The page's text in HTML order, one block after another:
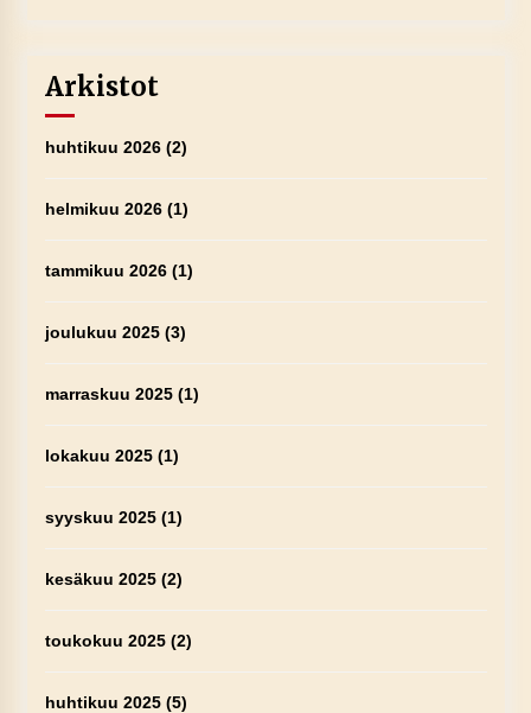
Arkistot
huhtikuu 2026(2)
helmikuu 2026(1)
tammikuu 2026(1)
joulukuu 2025(3)
marraskuu 2025(1)
lokakuu 2025(1)
syyskuu 2025(1)
kesäkuu 2025(2)
toukokuu 2025(2)
huhtikuu 2025(5)